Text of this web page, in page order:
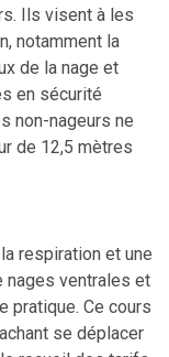
Ils visent à les
notamment la
de la nage et
en sécurité
non-nageurs ne
de 12,5 mètres
respiration et une
ventrales et
pratique. Ce cours
se déplacer